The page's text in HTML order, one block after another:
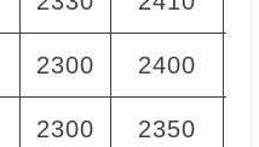
2300 2400
2300 2350